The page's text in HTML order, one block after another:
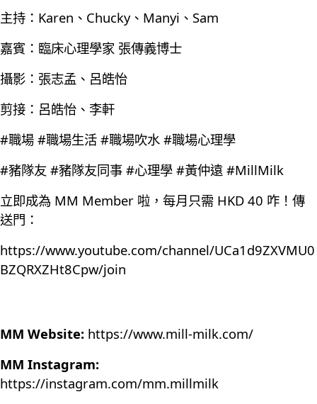
主持：Karen、Chucky、Manyi、Sam
嘉賓：臨床心理學家 張傳義博士
攝影：張志孟、呂皓怡
剪接：呂皓怡、李軒
#職場 #職場生活 #職場吹水 #職場心理學
#豬隊友 #豬隊友同事 #心理學 #黃仲遠 #MillMilk
立即成為 MM Member 啦，每月只需 HKD 40 咋！傳
送門：
https://www.youtube.com/channel/UCa1d9ZXVMU0
BZQRXZHt8Cpw/join
MM Website: https://www.mill-milk.com/
MM Instagram:
https://instagram.com/mm.millmilk